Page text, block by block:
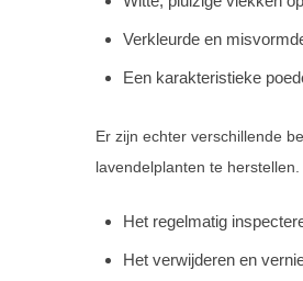
Verkleurde en
Een karakteristieke
Er zijn echter verschillende
lavendelplanten te
Het regelmatig
Het verwijderen en